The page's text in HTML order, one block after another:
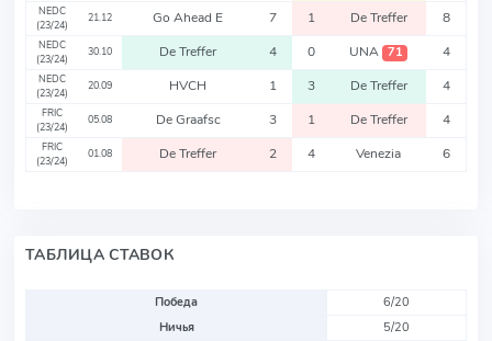
NEDC
(23/24)
21.12 Go Ahead E 7 1 De Treffer 8
NEDC
(23/24)
30.10 De Treffer 4 0 UNA 71 4
NEDC
(23/24)
20.09 HVCH 1 3 De Treffer 4
FRIC
(23/24)
05.08 De Graafsc 3 1 De Treffer 4
FRIC
(23/24)
01.08 De Treffer 2 4 Venezia 6
ТАБЛИЦА СТАВОК
Победа
6/20
Ничья
5/20